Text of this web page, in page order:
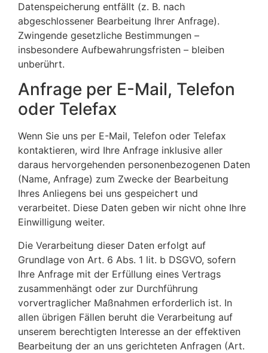
Datenspeicherung entfällt (z. B. nach
abgeschlossener Bearbeitung Ihrer Anfrage).
Zwingende gesetzliche Bestimmungen –
insbesondere Aufbewahrungsfristen – bleiben
unberührt.
Anfrage per E-Mail, Telefon
oder Telefax
Wenn Sie uns per E-Mail, Telefon oder Telefax
kontaktieren, wird Ihre Anfrage inklusive aller
daraus hervorgehenden personenbezogenen Daten
(Name, Anfrage) zum Zwecke der Bearbeitung
Ihres Anliegens bei uns gespeichert und
verarbeitet. Diese Daten geben wir nicht ohne Ihre
Einwilligung weiter.
Die Verarbeitung dieser Daten erfolgt auf
Grundlage von Art. 6 Abs. 1 lit. b DSGVO, sofern
Ihre Anfrage mit der Erfüllung eines Vertrags
zusammenhängt oder zur Durchführung
vorvertraglicher Maßnahmen erforderlich ist. In
allen übrigen Fällen beruht die Verarbeitung auf
unserem berechtigten Interesse an der effektiven
Bearbeitung der an uns gerichteten Anfragen (Art.